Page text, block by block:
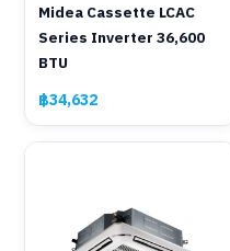
Midea Cassette LCAC
Series Inverter 36,600
BTU
฿34,632